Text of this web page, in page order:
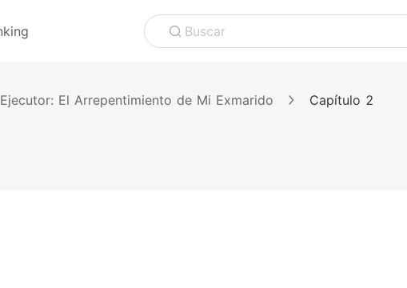
Buscar
El Arrepentimiento de Mi Exmarido Capítulo 2